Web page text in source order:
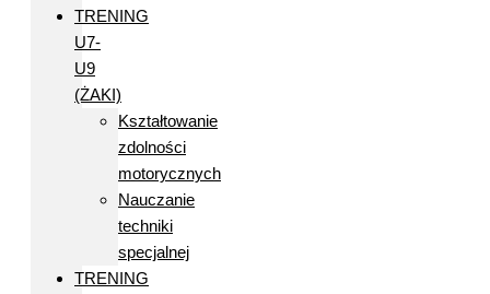
TRENING
U7-
U9
(ŻAKI)
Kształtowanie
zdolności
motorycznych
Nauczanie
techniki
specjalnej
TRENING